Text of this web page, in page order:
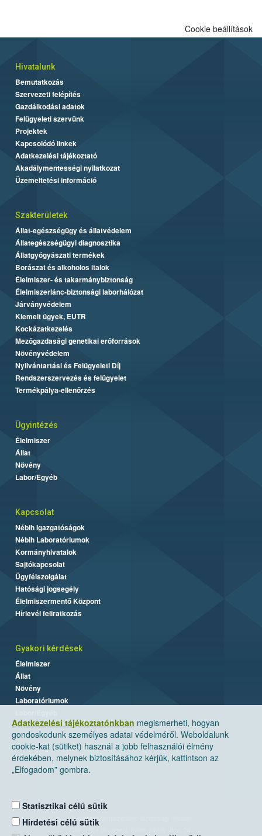
Adatkezelési tájékoztatónkban megismerheti, hogyan
gondoskodunk személyes adatai védelméről. Weboldalunk
cookie-kat (sütiket) használ a jobb felhasználói élmény
érdekében, melynek biztosításához kérjük, kattintson az
„Elfogadom” gombra.
Statisztikai célú sütik
Hirdetési célú sütik
Cookie beállítások
Hivatalunk
Bemutatkozás
Szervezeti felépítés
Gazdálkodási adatok
Felügyeleti szervünk
Projektek
Kapcsolódó linkek
Adatkezelési tájékoztató
Akadálymentességi nyilatkozat
Üzemeltetési információ
Szakterületek
Állat-egészségügy és állatvédelem
Állategészségügyi diagnosztika
Állatgyógyászati termékek
Borászat és alkoholos italok
Élelmiszer- és takarmánybiztonság
Élelmiszerlánc-biztonsági laborhálózat
Járványvédelem
Kiemelt ügyek, EUTR
Kockázatkezelés
Mezőgazdasági genetikai erőforrások
Növényvédelem
Nyilvántartási és Felügyeleti Díj
Rendszerszervezés és felügyelet
Termékpálya-ellenőrzés
Ügyintézés
Élelmiszer
Állat
Növény
Labor/Egyéb
Kapcsolat
Nébih Igazgatóságok
Nébih Laboratóriumok
Kormányhivatalok
Sajtókapcsolat
Ügyfélszolgálat
Hatósági jogsegély
Élelmiszermentő Központ
Hírlevél feliratkozás
Gyakori kérdések
Élelmiszer
Állat
Növény
Laboratóriumok
Nemzeti Élelmiszerlánc-biztonsági Hivatal